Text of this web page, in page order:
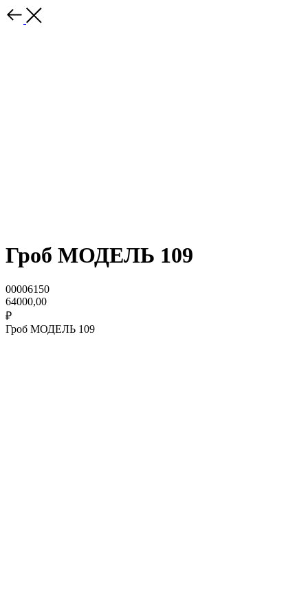
Гроб МОДЕЛЬ 109
00006150
64000,00
₽
Гроб МОДЕЛЬ 109